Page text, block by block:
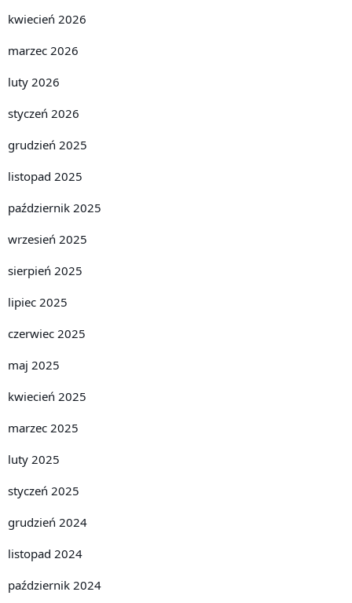
kwiecień 2026
marzec 2026
luty 2026
styczeń 2026
grudzień 2025
listopad 2025
październik 2025
wrzesień 2025
sierpień 2025
lipiec 2025
czerwiec 2025
maj 2025
kwiecień 2025
marzec 2025
luty 2025
styczeń 2025
grudzień 2024
listopad 2024
październik 2024